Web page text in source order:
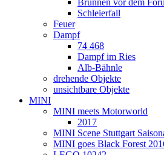
Brunnen vor dem
Schleierfall
Feuer
Dampf
74 468
Dampf im Ries
Alb-Bähnle
drehende Objekte
unsichtbare Objekte
MINI
MINI meets Motorworld
2017
MINI Scene Stuttgart
MINI goes Black Forest